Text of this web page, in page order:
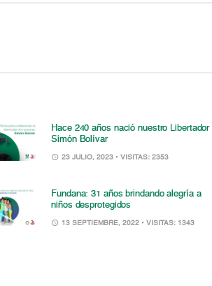
Hace 240 años nació nuestro Libertador
Simón Bolívar
23 JULIO, 2023 • VISITAS: 2353
Fundana: 31 años brindando alegría a
niños desprotegidos
13 SEPTIEMBRE, 2022 • VISITAS: 1343